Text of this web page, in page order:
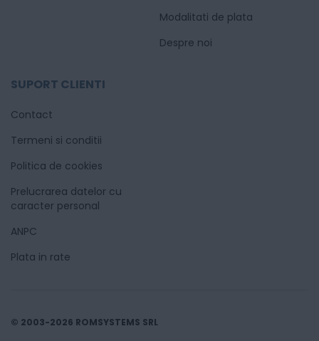
Modalitati de plata
Despre noi
SUPORT CLIENTI
Contact
Termeni si conditii
Politica de cookies
Prelucrarea datelor cu
caracter personal
ANPC
Plata in rate
© 2003-2026 ROMSYSTEMS SRL